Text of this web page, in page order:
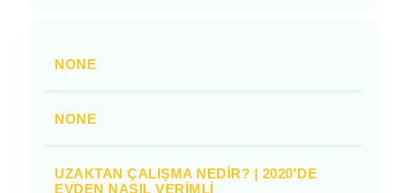
NONE
NONE
UZAKTAN ÇALIŞMA NEDIR? | 2020'DE
EVDEN NASIL VERIMLI